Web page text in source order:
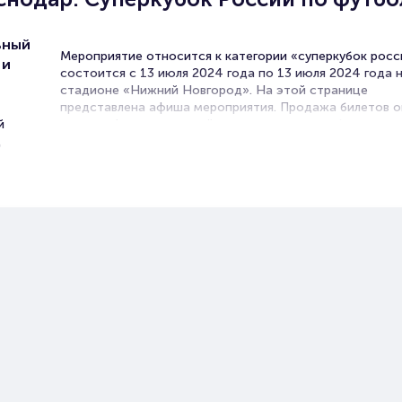
Мероприятие относится к категории «суперкубок
состоится с 13 июля 2024 года по 13 июля 2024 года
стадионе «Нижний Новгород». На этой странице
представлена афиша мероприятия. Продажа билетов